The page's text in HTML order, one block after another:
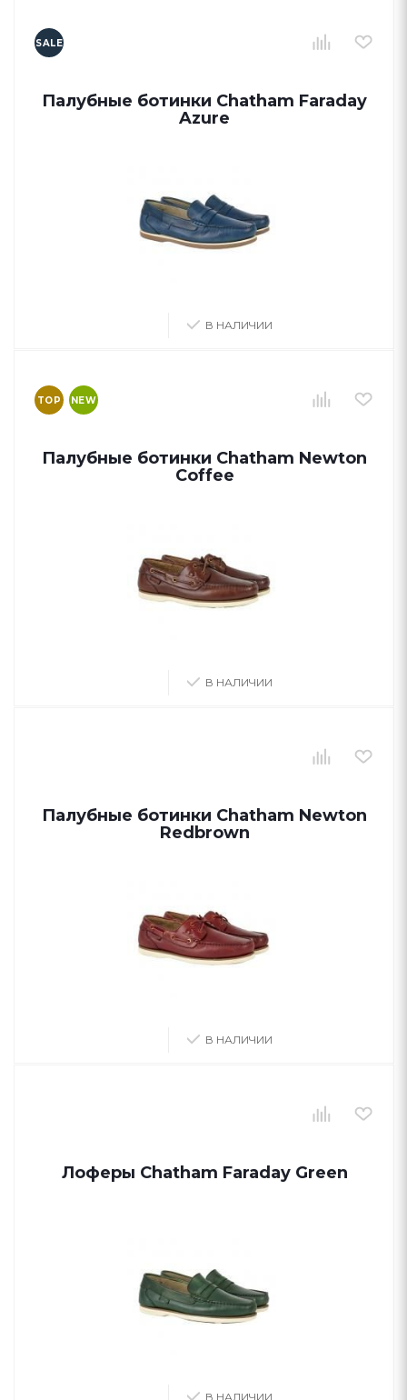
SALE
Палубные ботинки Chatham Faraday
Azure
В НАЛИЧИИ
TOP NEW
Палубные ботинки Chatham Newton
Coffee
В НАЛИЧИИ
Палубные ботинки Chatham Newton
Redbrown
В НАЛИЧИИ
Лоферы Chatham Faraday Green
В НАЛИЧИИ